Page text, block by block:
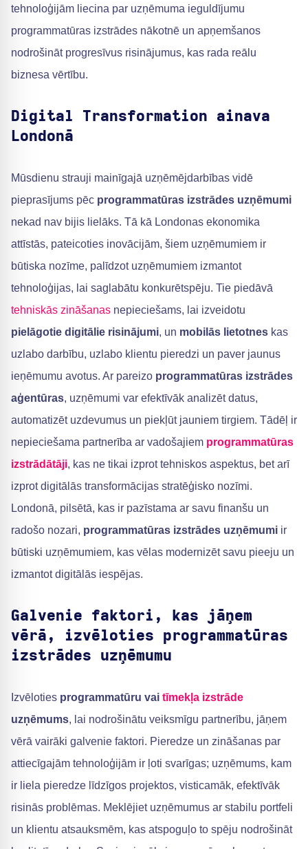
tehnoloģijām liecina par uzņēmuma ieguldījumu
programmatūras izstrādes nākotnē un apņemšanos
nodrošināt progresīvus risinājumus, kas rada reālu
biznesa vērtību.
Digital Transformation ainava
Londonā
Mūsdienu strauji mainīgajā uzņēmējdarbības vidē
pieprasījums pēc programmatūras izstrādes uzņēmumi
nekad nav bijis lielāks. Tā kā Londonas ekonomika
attīstās, pateicoties inovācijām, šiem uzņēmumiem ir
būtiska nozīme, palīdzot uzņēmumiem izmantot
tehnoloģijas, lai saglabātu konkurētspēju. Tie piedāvā
tehniskās zināšanas nepieciešams, lai izveidotu
pielāgotie digitālie risinājumi, un mobilās lietotnes kas
uzlabo darbību, uzlabo klientu pieredzi un paver jaunus
ieņēmumu avotus. Ar pareizo programmatūras izstrādes
aģentūras, uzņēmumi var efektīvāk analizēt datus,
automatizēt uzdevumus un piekļūt jauniem tirgiem. Tādēļ ir
nepieciešama partnerība ar vadošajiem programmatūras
izstrādātāji, kas ne tikai izprot tehniskos aspektus, bet arī
izprot digitālās transformācijas stratēģisko nozīmi.
Londonā, pilsētā, kas ir pazīstama ar savu finanšu un
radošo nozari, programmatūras izstrādes uzņēmumi ir
būtiski uzņēmumiem, kas vēlas modernizēt savu pieeju un
izmantot digitālās iespējas.
Galvenie faktori, kas jāņem
vērā, izvēloties programmatūras
izstrādes uzņēmumu
Izvēloties programmatūru vai tīmekļa izstrāde
uzņēmums, lai nodrošinātu veiksmīgu partnerību, jāņem
vērā vairāki galvenie faktori. Pieredze un zināšanas par
attiecīgajām tehnoloģijām ir ļoti svarīgas; uzņēmums, kam
ir liela pieredze līdzīgos projektos, visticamāk, efektīvāk
risinās problēmas. Meklējiet uzņēmumus ar stabilu portfeli
un klientu atsauksmēm, kas atspoguļo to spēju nodrošināt